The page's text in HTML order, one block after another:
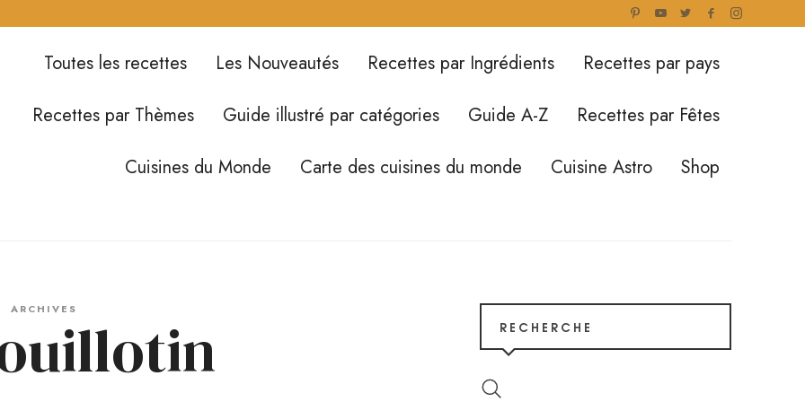
Toutes les recettes Les Nouveautés Recettes par Ingrédients
Recettes par pays
Recettes par Thèmes
Guide illustré par catégories Guide A-Z
Recettes par Fêtes
Cuisines du Monde
Carte des cuisines du monde Cuisine Astro Shop
ARCHIVES
RECHERCHE